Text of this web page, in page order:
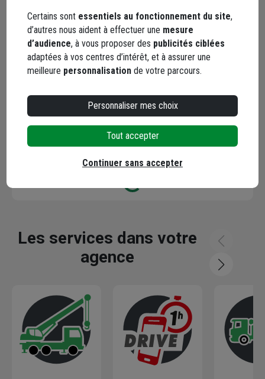
Les avis
Loading...
Les services dans votre
agence
Certains sont essentiels au fonctionnement du site,
d’autres nous aident à effectuer une mesure
d’audience, à vous proposer des publicités ciblées
adaptées à vos centres d’intérêt, et à assurer une
meilleure personnalisation de votre parcours.
Personnaliser mes choix
Tout accepter
Continuer sans accepter